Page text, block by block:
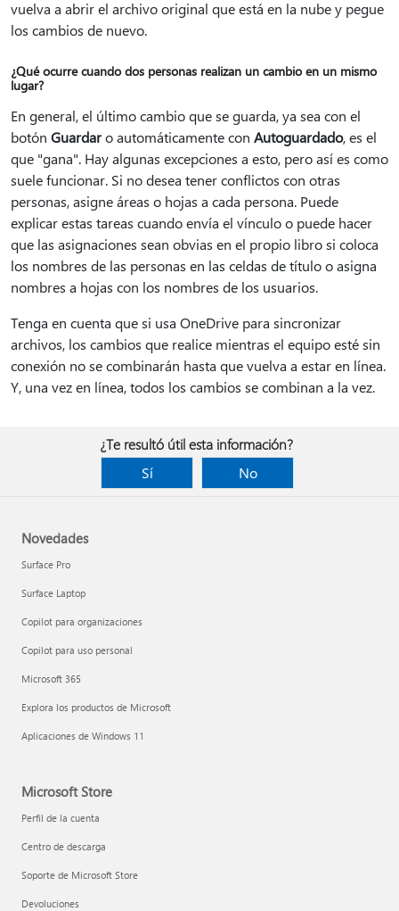
vuelva a abrir el archivo original que está en la nube y pegue
los cambios de nuevo.
¿Qué ocurre cuando dos personas realizan un cambio en un mismo
lugar?
En general, el último cambio que se guarda, ya sea con el
botón Guardaro automáticamente con Autoguardado, es el
que "gana". Hay algunas excepciones a esto, pero así es como
suele funcionar. Si no desea tener conflictos con otras
personas, asigne áreas o hojas a cada persona. Puede
explicar estas tareas cuando envía el vínculo o puede hacer
que las asignaciones sean obvias en el propio libro si coloca
los nombres de las personas en las celdas de título o asigna
nombres a hojas con los nombres de los usuarios.
Tenga en cuenta que si usa OneDrive para sincronizar
archivos, los cambios que realice mientras el equipo esté sin
conexión no se combinarán hasta que vuelva a estar en línea.
Y, una vez en línea, todos los cambios se combinan a la vez.
¿Te resultó útil esta información?
Sí
No
Novedades
Surface Pro
Surface Laptop
Copilot para organizaciones
Copilot para uso personal
Microsoft 365
Explora los productos de Microsoft
Aplicaciones de Windows 11
Microsoft Store
Perfil de la cuenta
Centro de descarga
Soporte de Microsoft Store
Devoluciones